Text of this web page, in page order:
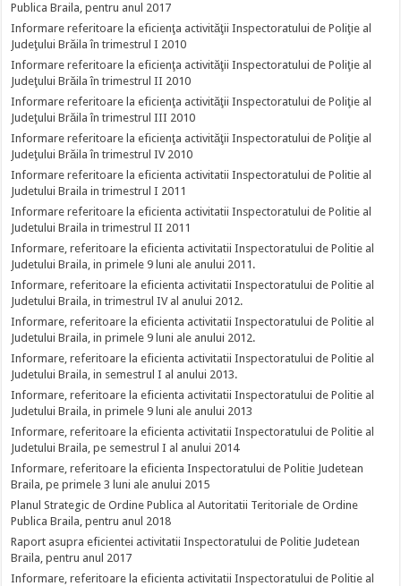
Publica Braila, pentru anul 2017
Informare referitoare la eficienţa activităţii Inspectoratului de Poliţie al
Judeţului Brăila în trimestrul I 2010
Informare referitoare la eficienţa activităţii Inspectoratului de Poliţie al
Judeţului Brăila în trimestrul II 2010
Informare referitoare la eficienţa activităţii Inspectoratului de Poliţie al
Judeţului Brăila în trimestrul III 2010
Informare referitoare la eficienţa activităţii Inspectoratului de Poliţie al
Judeţului Brăila în trimestrul IV 2010
Informare referitoare la eficienta activitatii Inspectoratului de Politie al
Judetului Braila in trimestrul I 2011
Informare referitoare la eficienta activitatii Inspectoratului de Politie al
Judetului Braila in trimestrul II 2011
Informare, referitoare la eficienta activitatii Inspectoratului de Politie al
Judetului Braila, in primele 9 luni ale anului 2011.
Informare, referitoare la eficienta activitatii Inspectoratului de Politie al
Judetului Braila, in trimestrul IV al anului 2012.
Informare, referitoare la eficienta activitatii Inspectoratului de Politie al
Judetului Braila, in primele 9 luni ale anului 2012.
Informare, referitoare la eficienta activitatii Inspectoratului de Politie al
Judetului Braila, in semestrul I al anului 2013.
Informare, referitoare la eficienta activitatii Inspectoratului de Politie al
Judetului Braila, in primele 9 luni ale anului 2013
Informare, referitoare la eficienta activitatii Inspectoratului de Politie al
Judetului Braila, pe semestrul I al anului 2014
Informare, referitoare la eficienta Inspectoratului de Politie Judetean
Braila, pe primele 3 luni ale anului 2015
Planul Strategic de Ordine Publica al Autoritatii Teritoriale de Ordine
Publica Braila, pentru anul 2018
Raport asupra eficientei activitatii Inspectoratului de Politie Judetean
Braila, pentru anul 2017
Informare, referitoare la eficienta activitatii Inspectoratului de Politie al